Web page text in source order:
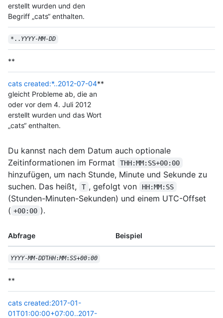
erstellt wurden und den
Begriff „cats“ enthalten.
*.. YYYY-MM-DD
**
cats created:*..2012-07-04**
gleicht Probleme ab, die an
oder vor dem 4. Juli 2012
erstellt wurden und das Wort
„cats“ enthalten.
Du kannst nach dem Datum auch optionale
Zeitinformationen im Format
THH:MM:SS+00:00
hinzufügen, um nach Stunde, Minute und Sekunde zu
suchen. Das heißt,
T , gefolgt von HH:MM:SS
(Stunden-Minuten-Sekunden) und einem UTC-Offset
( +00:00 ).
Abfrage Beispiel
YYYY-MM-DDTHH:MM:SS+00:00
**
cats created:2017-01-
01T01:00:00+07:00..2017-